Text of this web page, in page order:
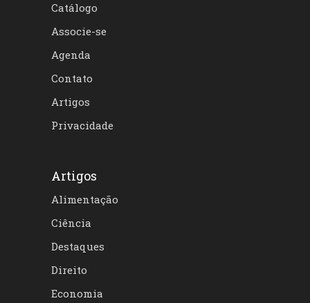
Catálogo
Associe-se
Agenda
Contato
Artigos
Privacidade
Artigos
Alimentação
Ciência
Destaques
Direito
Economia